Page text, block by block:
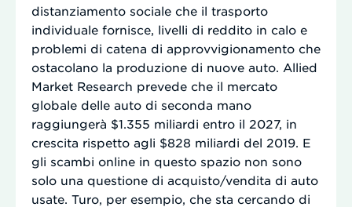
distanziamento sociale che il trasporto
individuale fornisce, livelli di reddito in calo e
problemi di catena di approvvigionamento che
ostacolano la produzione di nuove auto. Allied
Market Research prevede che il mercato
globale delle auto di seconda mano
raggiungerà $1.355 miliardi entro il 2027, in
crescita rispetto agli $828 miliardi del 2019. E
gli scambi online in questo spazio non sono
solo una questione di acquisto/vendita di auto
usate. Turo, per esempio, che sta cercando di